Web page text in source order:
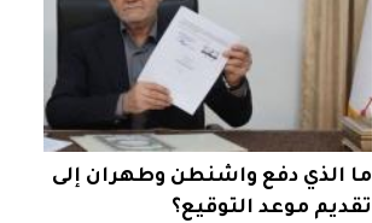
ما الذي دفع واشنطن وطهران إلى
تقديم موعد التوقيع؟